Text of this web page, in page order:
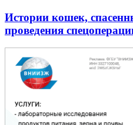
Истории кошек,
проведения